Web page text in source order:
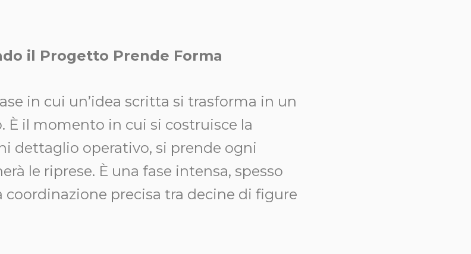
il Progetto Prende Forma
in cui un’idea scritta si trasforma in un
È il momento in cui si costruisce la
dettaglio operativo, si prende ogni
le riprese. È una fase intensa, spesso
coordinazione precisa tra decine di figure